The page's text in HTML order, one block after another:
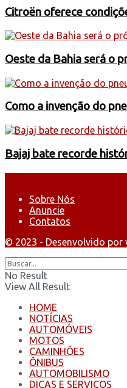
Citroën oferece
Oeste da Bahia será o
Como a invenção do
Bajaj bate recorde
Sobre Nós
Anuncie
Contatos
© 2023 - Desenvolvido por
No Result
View All Result
HOME
NOTÍCIAS
AUTOMÓVEIS
MOTOS
CAMINHÕES
ÔNIBUS
AUTOMOBILISMO
DICAS E SERVIÇOS